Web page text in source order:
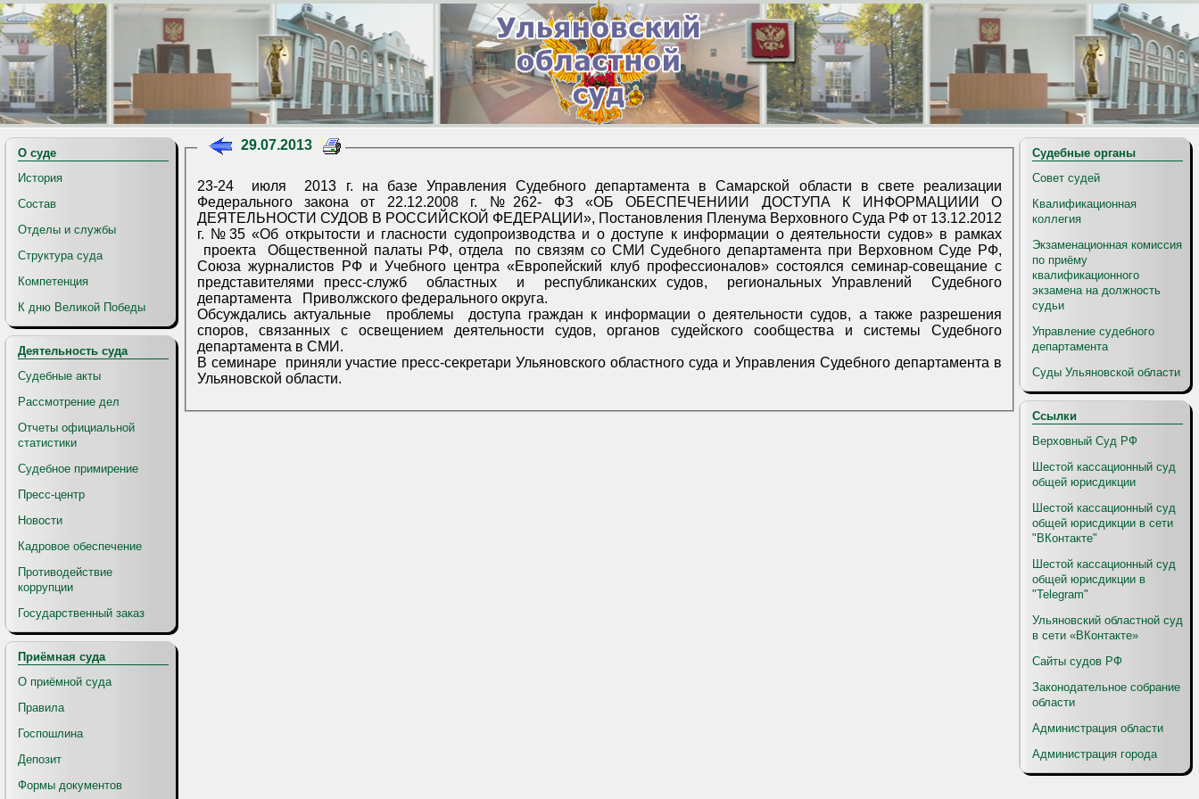
О суде
История
Состав
Отделы и службы
Структура суда
Компетенция
К дню Великой Победы
Деятельность суда
Судебные акты
Рассмотрение дел
Отчеты официальной
статистики
Судебное примирение
Пресс-центр
Новости
Кадровое обеспечение
Противодействие
коррупции
Государственный заказ
Приёмная суда
О приёмной суда
Правила
Госпошлина
Депозит
Формы документов
29.07.2013
23-24 июля 2013 г. на базе Управления Судебного департамента в Самарской области в свете реализации
Федерального закона от 22.12.2008 г. №262- ФЗ «ОБ ОБЕСПЕЧЕНИИИ ДОСТУПА К ИНФОРМАЦИИИ О
ДЕЯТЕЛЬНОСТИ СУДОВ В РОССИЙСКОЙ ФЕДЕРАЦИИ», Постановления Пленума Верховного Суда РФ от 13.12.2012
г. №35 «Об открытости и гласности судопроизводства и о доступе к информации о деятельности судов» в рамках
проекта Общественной палаты РФ, отдела по связям со СМИ Судебного департамента при Верховном Суде РФ,
Союза журналистов РФ и Учебного центра «Европейский клуб профессионалов» состоялся семинар-совещание с
представителями пресс-служб областных и республиканских судов, региональных Управлений Судебного
департамента Приволжского федерального округа.
Обсуждались актуальные проблемы доступа граждан к информации о деятельности судов, а также разрешения
споров, связанных с освещением деятельности судов, органов судейского сообщества и системы Судебного
департамента в СМИ.
В семинаре приняли участие пресс-секретари Ульяновского областного суда и Управления Судебного департамента в
Ульяновской области.
Судебные органы
Совет судей
Квалификационная
коллегия
Экзаменационная комиссия
по приёму
квалификационного
экзамена на должность
судьи
Управление судебного
департамента
Суды Ульяновской области
Ссылки
Верховный Суд РФ
Шестой кассационный суд
общей юрисдикции
Шестой кассационный суд
общей юрисдикции в сети
"ВКонтакте"
Шестой кассационный суд
общей юрисдикции в
"Telegram"
Ульяновский областной суд
в сети «ВКонтакте»
Сайты судов РФ
Законодательное собрание
области
Администрация области
Администрация города